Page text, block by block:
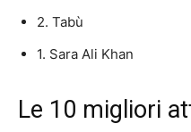
2. Tabù
1. Sara Ali Khan
Le 10 migliori